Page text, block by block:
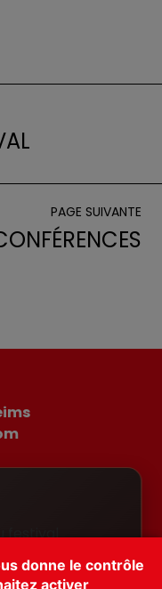
PAGE SUIVANTE
festival
Flâneries
FEST!
donne le contrôle
activer